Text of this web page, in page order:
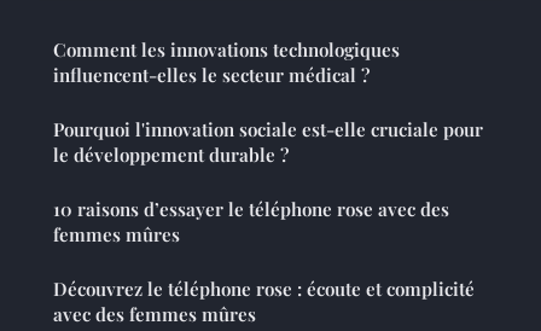
Comment les innovations technologiques
influencent-elles le secteur médical ?
Pourquoi l'innovation sociale est-elle cruciale pour
le développement durable ?
10 raisons d’essayer le téléphone rose avec des
femmes mûres
Découvrez le téléphone rose : écoute et complicité
avec des femmes mûres